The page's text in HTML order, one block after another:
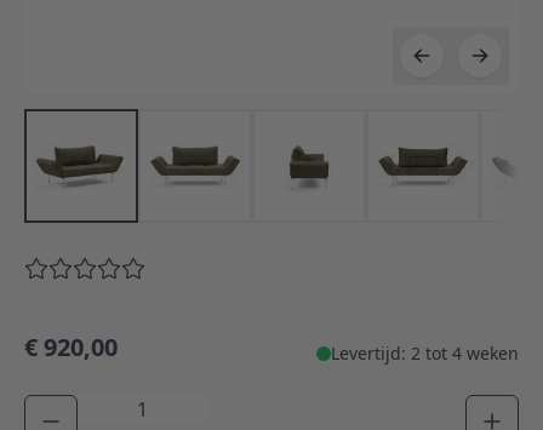
€ 920,00 Levertijd: 2 tot 4 weken
Aantal